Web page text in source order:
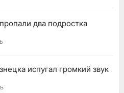
два подростка
испугал громкий звук